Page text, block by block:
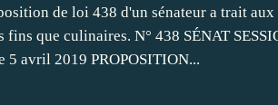
de loi 438 d'un sénateur a trait
fins que culinaires. N° 438 SÉNAT
5 avril 2019 PROPOSITION...